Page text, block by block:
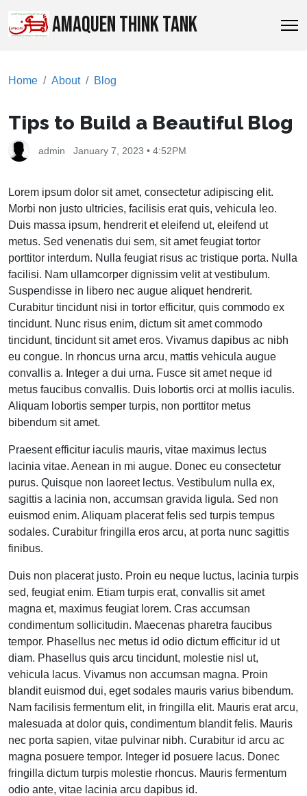
AMAQUEN THINK TANK
Home About Blog
Tips to Build a Beautiful Blog
admin January 7, 2023 • 4:52PM
Lorem ipsum dolor sit amet, consectetur adipiscing elit.
Morbi non justo ultricies, facilisis erat quis, vehicula leo.
Duis massa ipsum, hendrerit et eleifend ut, eleifend ut
metus. Sed venenatis dui sem, sit amet feugiat tortor
porttitor interdum. Nulla feugiat risus ac tristique porta. Nulla
facilisi. Nam ullamcorper dignissim velit at vestibulum.
Suspendisse in libero nec augue aliquet hendrerit.
Curabitur tincidunt nisi in tortor efficitur, quis commodo ex
tincidunt. Nunc risus enim, dictum sit amet commodo
tincidunt, tincidunt sit amet eros. Vivamus dapibus ac nibh
eu congue. In rhoncus urna arcu, mattis vehicula augue
convallis a. Integer a dui urna. Fusce sit amet neque id
metus faucibus convallis. Duis lobortis orci at mollis iaculis.
Aliquam lobortis semper turpis, non porttitor metus
bibendum sit amet.
Praesent efficitur iaculis mauris, vitae maximus lectus
lacinia vitae. Aenean in mi augue. Donec eu consectetur
purus. Quisque non laoreet lectus. Vestibulum nulla ex,
sagittis a lacinia non, accumsan gravida ligula. Sed non
euismod enim. Aliquam placerat felis sed turpis tempus
sodales. Curabitur fringilla eros arcu, at porta nunc sagittis
finibus.
Duis non placerat justo. Proin eu neque luctus, lacinia turpis
sed, feugiat enim. Etiam turpis erat, convallis sit amet
magna et, maximus feugiat lorem. Cras accumsan
condimentum sollicitudin. Maecenas pharetra faucibus
tempor. Phasellus nec metus id odio dictum efficitur id ut
diam. Phasellus quis arcu tincidunt, molestie nisl ut,
vehicula lacus. Vivamus non accumsan magna. Proin
blandit euismod dui, eget sodales mauris varius bibendum.
Nam facilisis fermentum elit, in fringilla elit. Mauris erat arcu,
malesuada at dolor quis, condimentum blandit felis. Mauris
nec porta sapien, vitae pulvinar nibh. Curabitur id arcu ac
magna posuere tempor. Integer id posuere lacus. Donec
fringilla dictum turpis molestie rhoncus. Mauris fermentum
odio ante, vitae lacinia arcu dapibus id.